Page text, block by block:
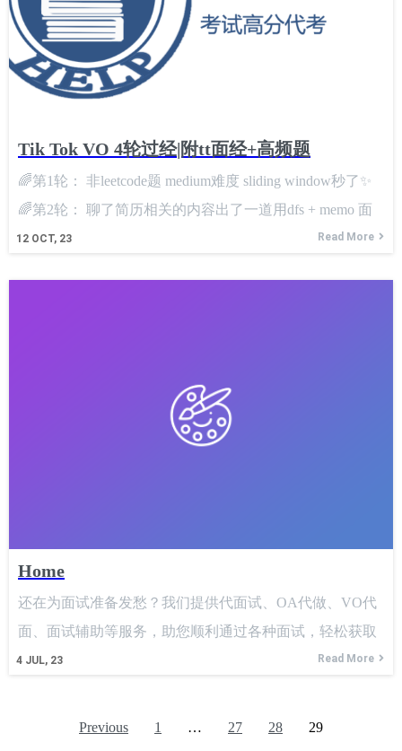
能与它们持续扩展服务和优化用户体验的需要有关。IT专
业人才在这些公司能够找到从云计算到机器学习等多个领
域的机会。 技术创新企业如OpenAI和自动化软件公司
Autodesk展示了对专业技术人才的稳定需求。这些公司在
究和产品开发中，对人才的渴求一直未减。
水，突然低头操作一番后就能说出最优解，这都是很大的
警示信号。一旦这种作弊行为被记录下来，不仅这次面试
没戏，这样的记录还会长期留在你的档案里，未来所有的
招聘官和面试官都能看到，可能连面试机会都没有了... 希
很宝贵，千万别因一时的侥幸而毁了未来。 最后，如果你
刷题量超过300，诚实守信，欢迎找我推荐。我也乐意提供
一些面试指导，希望能帮助你们顺利找到工作。 最近一次
面完一个candidate之后突然开始思考一个问题，如果面试
者从头到尾都是找的dai面，而且是同族裔、同性别那种，
system design，面试不允许录音录像，否则有privacy
concern，面试feedback当中甚至he/she都不能提，general
Tik Tok VO 4轮过经|附tt面经+高频题
12 OCT, 23
🌈第1轮： 非leetcode题 medium难度 sliding window秒了✨
🌈第2轮： 聊了简历相关的内容出了一道用dfs + memo 面
试官带着做出来的✨🌈第3轮： system
Read More
Home
4 JUL, 23
还在为面试准备发愁？我们提供代面试、OA代做、VO代
面、面试辅助等服务，助您顺利通过各种面试，轻松获取
理想职位。 "English Version" FAANG求职直通车 | VO &
Read More
Previous 1 … 27 28 29